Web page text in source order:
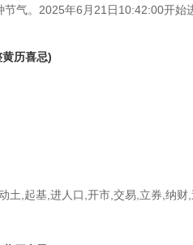
气。2025年6月21日10:42:00开始
历喜忌)
土,起基,进人口,开市,交易,立券,纳